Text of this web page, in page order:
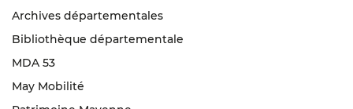
Archives départementales
Bibliothèque départementale
MDA 53
May Mobilité